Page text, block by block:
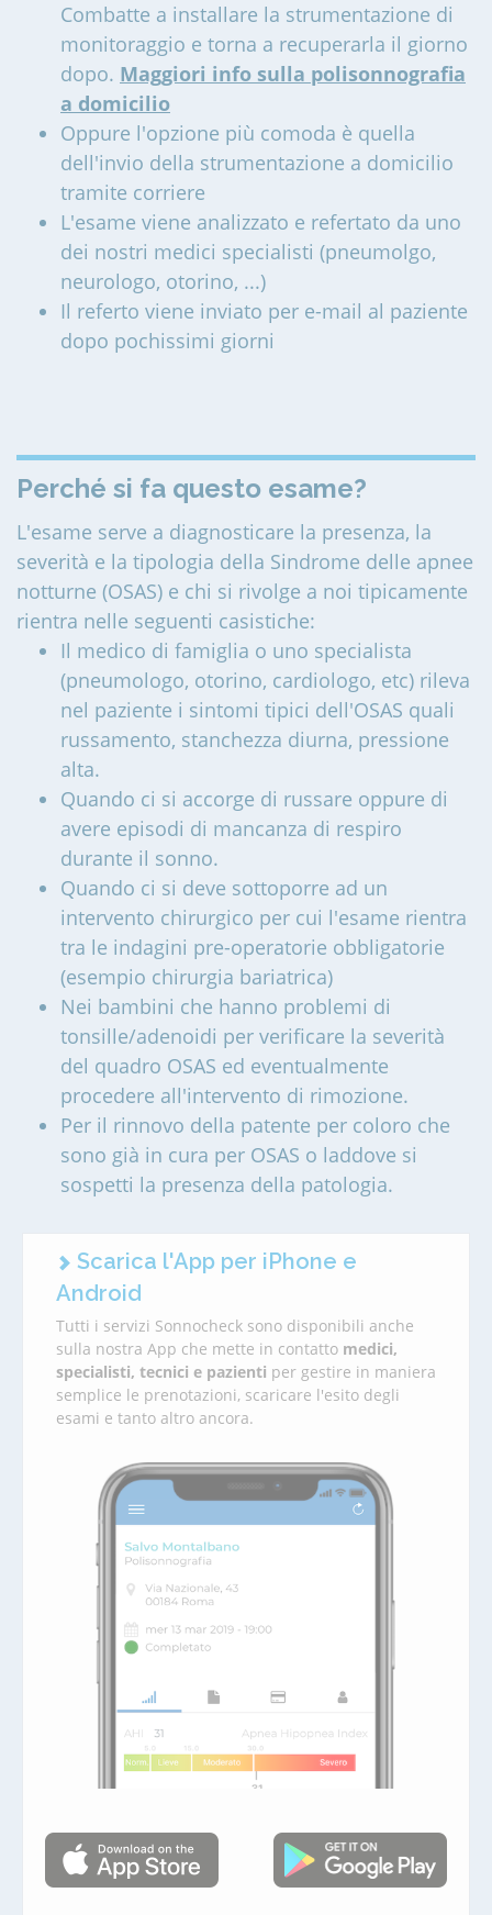
Combatte a installare la strumentazione di
monitoraggio e torna a recuperarla il giorno
dopo. Maggiori info sulla polisonnografia
a domicilio
Oppure l'opzione più comoda è quella
dell'invio della strumentazione a domicilio
tramite corriere
L'esame viene analizzato e refertato da uno
dei nostri medici specialisti (pneumolgo,
neurologo, otorino, ...)
Il referto viene inviato per e-mail al paziente
dopo pochissimi giorni
Perché si fa questo esame?
L'esame serve a diagnosticare la presenza, la
severità e la tipologia della Sindrome delle apnee
notturne (OSAS) e chi si rivolge a noi tipicamente
rientra nelle seguenti casistiche:
Il medico di famiglia o uno specialista
(pneumologo, otorino, cardiologo, etc) rileva
nel paziente i sintomi tipici dell'OSAS quali
russamento, stanchezza diurna, pressione
alta.
Quando ci si accorge di russare oppure di
avere episodi di mancanza di respiro
durante il sonno.
Quando ci si deve sottoporre ad un
intervento chirurgico per cui l'esame rientra
tra le indagini pre-operatorie obbligatorie
(esempio chirurgia bariatrica)
Nei bambini che hanno problemi di
tonsille/adenoidi per verificare la severità
del quadro OSAS ed eventualmente
procedere all'intervento di rimozione.
Per il rinnovo della patente per coloro che
sono già in cura per OSAS o laddove si
sospetti la presenza della patologia.
Scarica l'App per iPhone e
Android
Tutti i servizi Sonnocheck sono disponibili anche
sulla nostra App che mette in contatto medici,
specialisti, tecnici e pazienti per gestire in maniera
semplice le prenotazioni, scaricare l'esito degli
esami e tanto altro ancora.